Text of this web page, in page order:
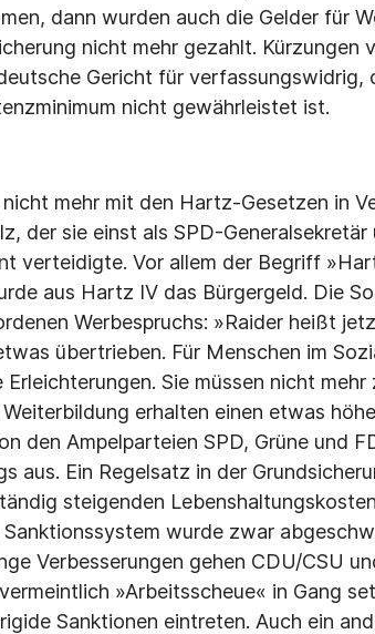
dann wur­den auch die Gelder für
nicht mehr gezahlt. Kürzungen
Gericht für verfassungswidrig,
nicht gewährleistet ist.
mehr mit den Hartz-Gesetzen in
der sie einst als SPD-Generalsekretär
verteidigte. Vor allem der Begriff
aus Hartz IV das Bürgergeld. Die
Werbespruchs: »Raider heißt
übertrieben. Für Menschen im
Sie müssen nicht
erhalten einen etwas
den Ampelparteien SPD, Grü­ne und
aus. Ein Regelsatz in der
steigenden
wurde zwar
Verbes­serungen gehen CDU/CSU
»Arbeitsscheue« in Gang
Sanktionen eintreten. Auch ein